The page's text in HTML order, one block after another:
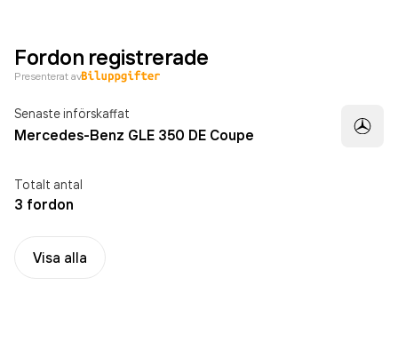
Fordon registrerade
Presenterat av
Senaste införskaffat
Mercedes-Benz GLE 350 DE Coupe
Totalt antal
3 fordon
Visa alla